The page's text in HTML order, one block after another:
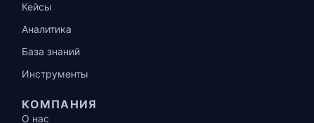
Кейсы
Аналитика
База знаний
Инструменты
КОМПАНИЯ
О нас